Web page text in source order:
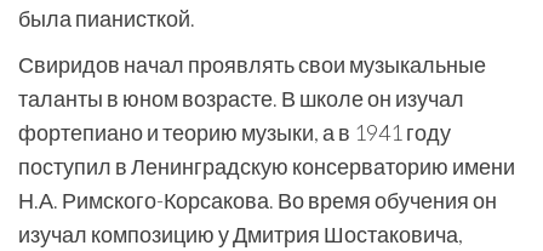
была пианисткой.
Свиридов начал проявлять свои музыкальные
таланты в юном возрасте. В школе он изучал
фортепиано и теорию музыки, а в 1941 году
поступил в Ленинградскую консерваторию имени
Н.А. Римского-Корсакова. Во время обучения он
изучал композицию у Дмитрия Шостаковича,